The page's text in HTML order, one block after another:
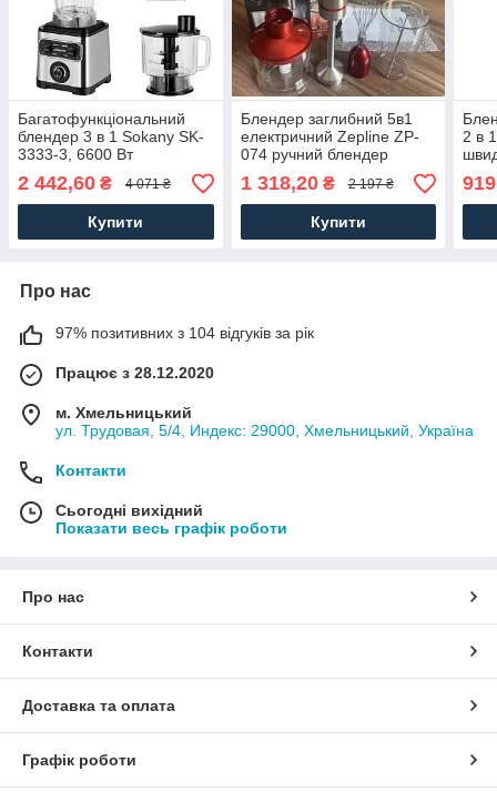
Багатофункціональний
блендер 3 в 1 Sokany SK-
3333-3, 6600 Вт
2 442,60 ₴ 4 071 ₴
Купити
Блендер заглибний 5в1
електричний Zepline ZP-
074 ручний блендер
Червоний із чашею 500 мл
1 318,20₴ 2 197 ₴
Купити
2 в
Про нас
97% позитивних з 104 відгуків за рік
Працює з 28.12.2020
м. Хмельницький
ул. Трудовая, 5/4, Индекс: 29000, Хмельницький, Україна
Контакти
Сьогодні вихідний
Показати весь графік роботи
Про нас
Контакти
Доставка та оплата
Графік роботи